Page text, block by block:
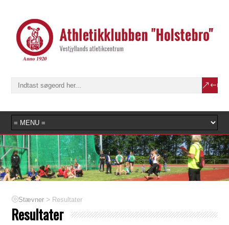
Stævner > Resultater
Resultater